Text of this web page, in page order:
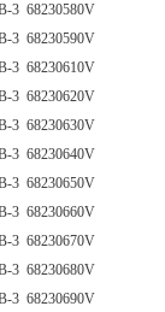
3 68230580V
3 68230590V
3 68230610V
3 68230620V
3 68230630V
3 68230640V
3 68230650V
3 68230660V
3 68230670V
3 68230680V
3 68230690V